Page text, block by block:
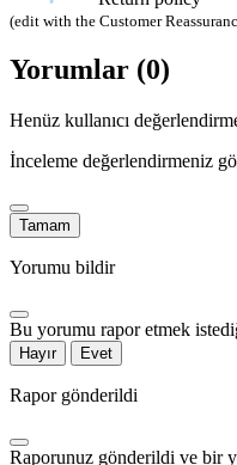
(edit with the Customer
Yorumlar (0)
Henüz kullanıcı
İnceleme değerlendirmeniz
Tamam
Yorumu bildir
Bu yorumu rapor etmek
Hayır Evet
Rapor gönderildi
Raporunuz gönderildi ve bir